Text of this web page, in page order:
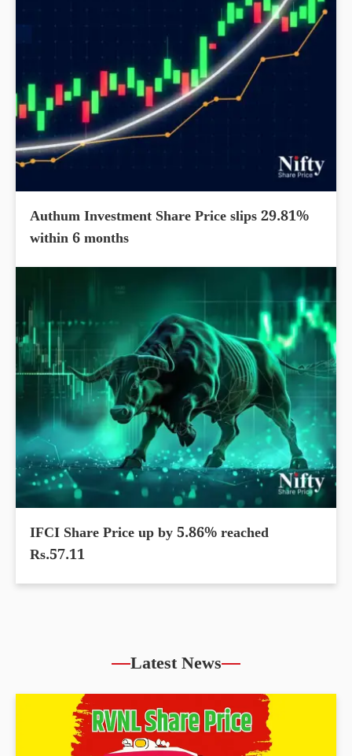
Authum Investment Share Price slips 29.81%
within 6 months
IFCI Share Price up by 5.86% reached
Rs.57.11
Latest News